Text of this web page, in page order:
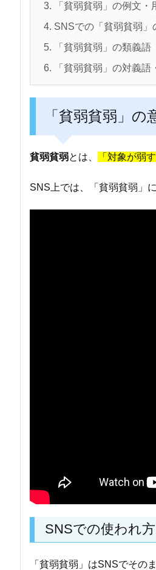
3. 「貧弱貧弱」の例文・
4. SNSでの「貧弱貧弱」
5. 「貧弱貧弱」の類義語
6. 「貧弱貧弱」の対義語
「貧弱貧弱」の
貧弱貧弱とは、 「対象が弱
SNS上では、「貧弱貧弱」
SNSでの使われ方
「貧弱貧弱」はSNSでその